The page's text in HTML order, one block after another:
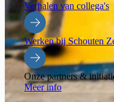
Verhalen van collega's
Werken bij Schouten
Onze partners &
Meer info